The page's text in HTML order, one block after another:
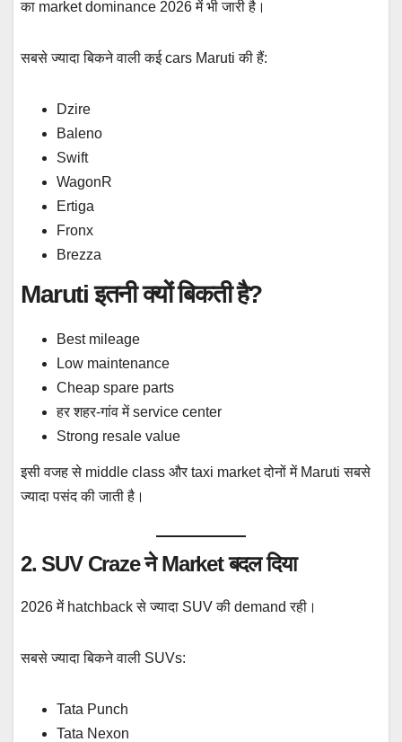
का market dominance 2026 में भी जारी है।
सबसे ज्यादा बिकने वाली कई cars Maruti की हैं:
Dzire
Baleno
Swift
WagonR
Ertiga
Fronx
Brezza
Maruti इतनी क्यों बिकती है?
Best mileage
Low maintenance
Cheap spare parts
हर शहर-गांव में service center
Strong resale value
इसी वजह से middle class और taxi market दोनों में Maruti सबसे
ज्यादा पसंद की जाती है।
2. SUV Craze ने Market बदल दिया
2026 में hatchback से ज्यादा SUV की demand रही।
सबसे ज्यादा बिकने वाली SUVs:
Tata Punch
Tata Nexon